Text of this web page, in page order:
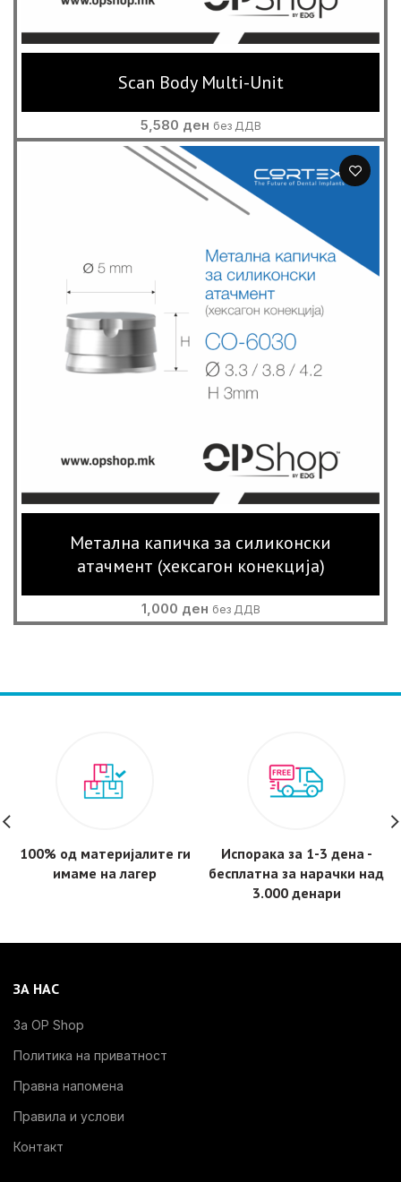
Scan Body Multi-Unit
5,580 ден без ДДВ
Метална капичка за силиконски
атaчмент (хексагон конекција)
1,000 ден без ДДВ
100% од материјалите ги
имаме на лагер
Испорака за 1-3 дена -
бесплатнa за нарачки над
3.000 денари
ЗА НАС
За OP Shop
Политика на приватност
Правна напомена
Правила и услови
Контакт